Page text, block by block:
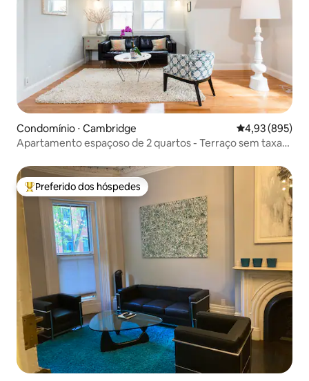
Condomínio ⋅ Cambridge 4,93 de uma
4,93 (895)
Apartamento espaçoso de 2 quartos - Terraço sem taxa
Entre os melhores preferidos dos hóspedes
Preferido dos hóspedes